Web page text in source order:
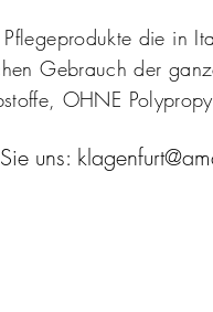
die in
Gebrauch der
OHNE
uns: